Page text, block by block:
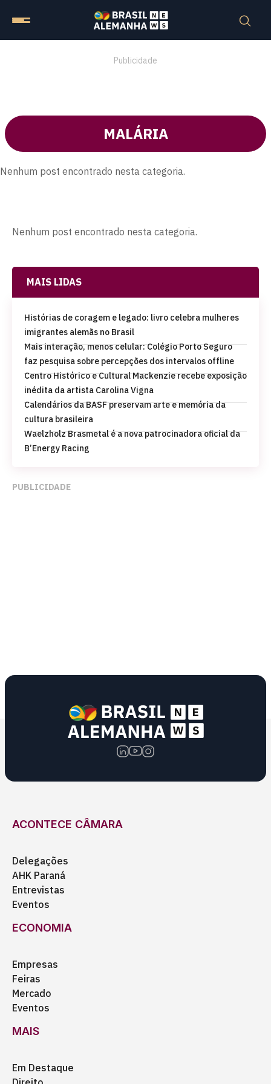
Publicidade
MALÁRIA
Nenhum post encontrado nesta categoria.
Nenhum post encontrado nesta categoria.
MAIS LIDAS
Histórias de coragem e legado: livro celebra mulheres
imigrantes alemãs no Brasil
Mais interação, menos celular: Colégio Porto Seguro
faz pesquisa sobre percepções dos intervalos offline
Centro Histórico e Cultural Mackenzie recebe exposição
inédita da artista Carolina Vigna
Calendários da BASF preservam arte e memória da
cultura brasileira
Waelzholz Brasmetal é a nova patrocinadora oficial da
B’Energy Racing
PUBLICIDADE
ACONTECE CÂMARA
Delegações
AHK Paraná
Entrevistas
Eventos
ECONOMIA
Empresas
Feiras
Mercado
Eventos
MAIS
Em Destaque